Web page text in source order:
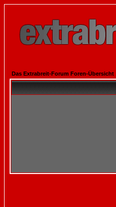
Das Extrabreit-Forum Foren-Übersicht